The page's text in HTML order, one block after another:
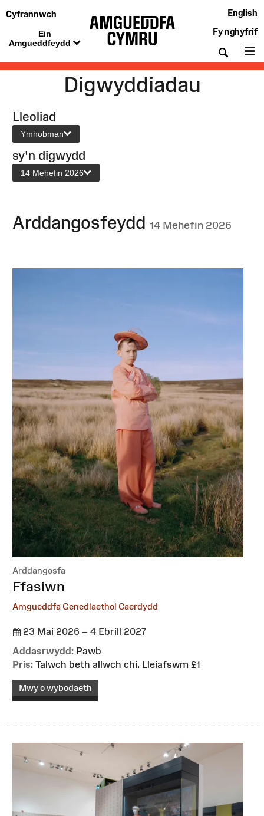
Cyfrannwch
Ein
Amgueddfeydd
English
Fy nghyfrif
Digwyddiadau
Lleoliad
Ymhobman
sy'n digwydd
14 Mehefin 2026
Arddangosfeydd 14 Mehefin 2026
Arddangosfa
:Ffasiwn
Amgueddfa Genedlaethol Caerdydd
23 Mai 2026 – 4 Ebrill 2027
Addasrwydd: Pawb
Pris: Talwch beth allwch chi. Lleiafswm £1
Mwy o wybodaeth